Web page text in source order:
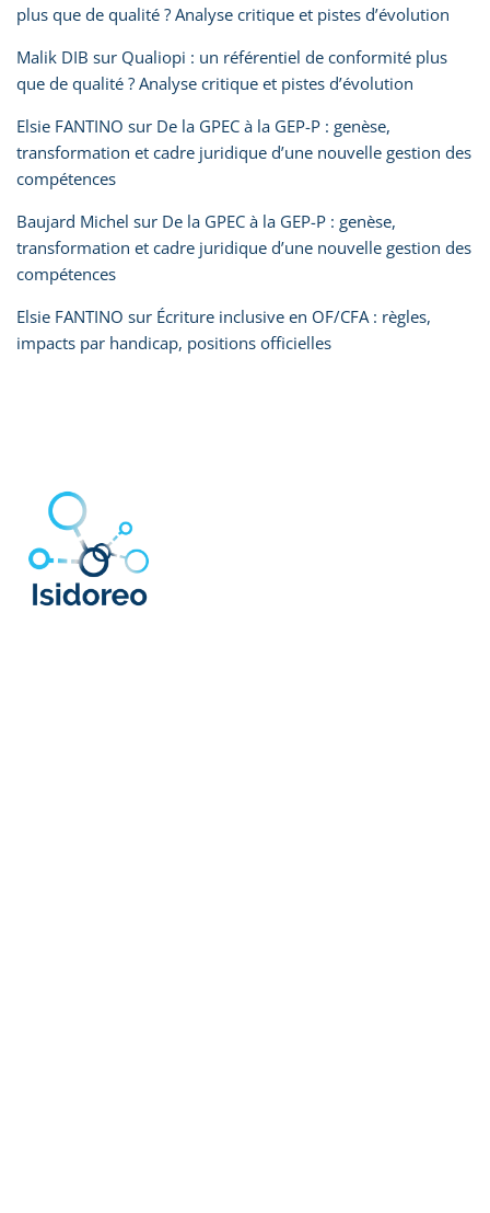
plus que de qualité ? Analyse critique et pistes d’évolution
Malik DIB sur Qualiopi : un référentiel de conformité plus
que de qualité ? Analyse critique et pistes d’évolution
Elsie FANTINO sur De la GPEC à la GEP-P : genèse,
transformation et cadre juridique d’une nouvelle gestion des
compétences
Baujard Michel sur De la GPEC à la GEP-P : genèse,
transformation et cadre juridique d’une nouvelle gestion des
compétences
Elsie FANTINO sur Écriture inclusive en OF/CFA : règles,
impacts par handicap, positions officielles